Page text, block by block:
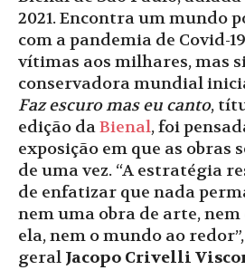
2021. Encontra um mundo
com a pandemia de Covid-
vítimas aos milhares, mas
conservadora mundial
Faz escuro mas eu canto,
edição daBienal, foi
exposição em que as obras
de uma vez. “A estratégia
de enfatizar que nada
nem uma obra de arte,
ela, nem o mundo ao
geral Jacopo Crivelli